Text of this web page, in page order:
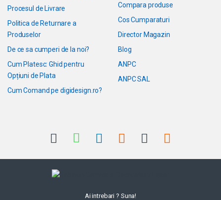
Procesul de Livrare
Politica de Returnare a
Produselor
De ce sa cumperi de la noi?
Cum Platesc: Ghid pentru
Opțiuni de Plata
Cum Comand pe digidesign.ro?
Compara produse
Cos Cumparaturi
Director Magazin
Blog
ANPC
ANPC SAL
Ai intrebari ? Suna!